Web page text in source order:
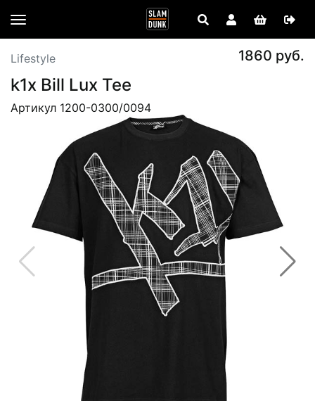
Lifestyle 1860 руб.
k1x Bill Lux Tee
Артикул 1200-0300/0094